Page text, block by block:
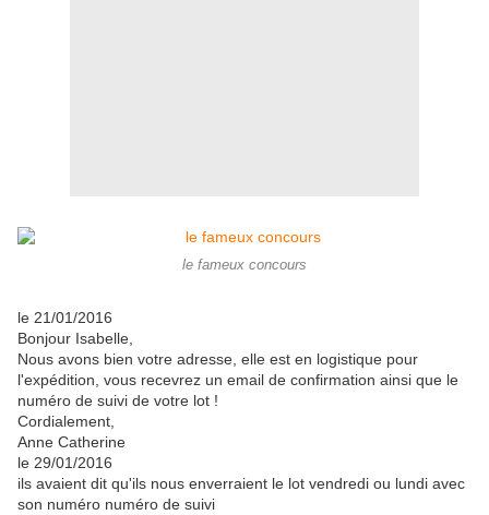
le fameux concours
le 21/01/2016
Bonjour Isabelle,
Nous avons bien votre adresse, elle est en logistique pour
l'expédition, vous recevrez un email de confirmation ainsi que le
numéro de suivi de votre lot !
Cordialement,
Anne Catherine
le 29/01/2016
ils avaient dit qu'ils nous enverraient le lot vendredi ou lundi avec
son numéro numéro de suivi